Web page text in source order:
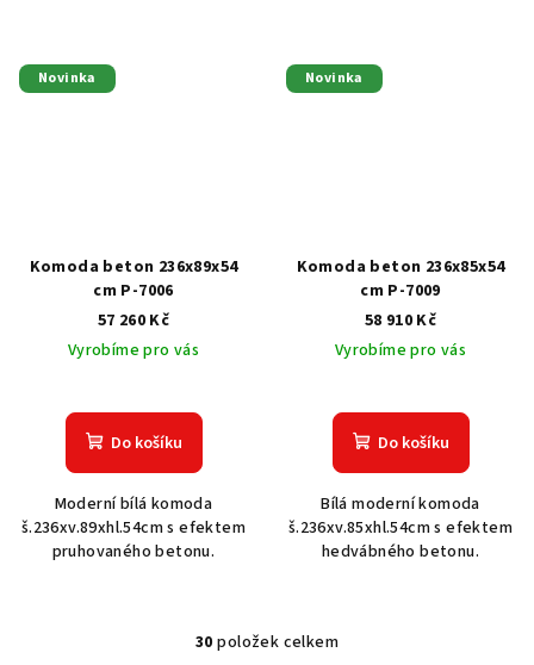
Novinka
Komoda beton 236x89x54
cm P-7006
57 260 Kč
Vyrobíme pro vás
Do košíku
Moderní bílá komoda
š.236xv.89xhl.54cm s efektem
pruhovaného betonu.
Novinka
Komoda beton 236x85x54
cm P-7009
58 910 Kč
Vyrobíme pro vás
Do košíku
Bílá moderní komoda
š.236xv.85xhl.54cm s efektem
hedvábného betonu.
O
30 položek celkem